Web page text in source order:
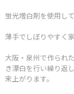
蛍光増白剤を使用し
薄手でしぼりやすく
大阪・泉州で作られ
き漂白を行い繰り返
来上がります。